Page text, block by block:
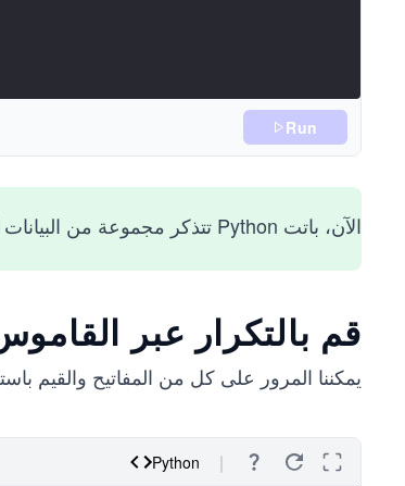
Run
الآن، باتت Python تتذكر مجموعة من البيانات المصنفة.
قم بالتكرار عبر
يمكننا المرور على كل من المفاتيح والقيم
Python